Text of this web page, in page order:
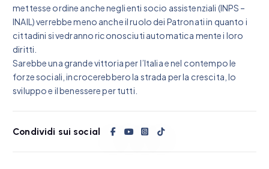
mettesse ordine anche negli enti socio assistenziali (INPS –
INAIL) verrebbe meno anche il ruolo dei Patronati in quanto i
cittadini si vedranno riconosciuti automatica mente i loro
diritti.
Sarebbe una grande vittoria per l’Italia e nel contempo le
forze sociali, incrocerebbero la strada per la crescita, lo
sviluppo e il benessere per tutti.
Condividi sui social